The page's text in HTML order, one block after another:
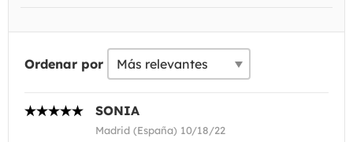
Ordenar por
SONIA
Madrid (España) 10/18/22